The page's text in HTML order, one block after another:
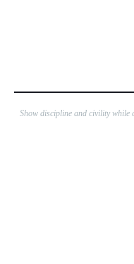
Show discipline and civility while